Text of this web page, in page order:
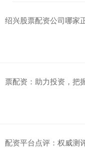
绍兴股票配资公司哪家
票配资：助力投资，把
配资平台点评：权威测